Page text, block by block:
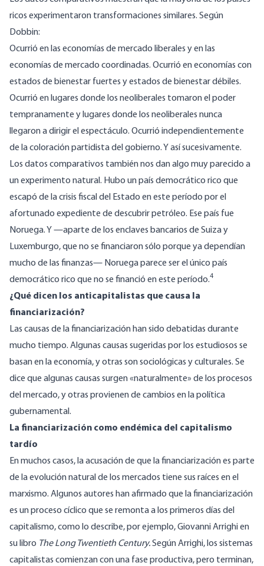
ricos experimentaron transformaciones similares. Según
Dobbin:
Ocurrió en las economías de mercado liberales y en las
economías de mercado coordinadas. Ocurrió en economías con
estados de bienestar fuertes y estados de bienestar débiles.
Ocurrió en lugares donde los neoliberales tomaron el poder
tempranamente y lugares donde los neoliberales nunca
llegaron a dirigir el espectáculo. Ocurrió independientemente
de la coloración partidista del gobierno. Y así sucesivamente.
Los datos comparativos también nos dan algo muy parecido a
un experimento natural. Hubo un país democrático rico que
escapó de la crisis fiscal del Estado en este período por el
afortunado expediente de descubrir petróleo. Ese país fue
Noruega. Y —aparte de los enclaves bancarios de Suiza y
Luxemburgo, que no se financiaron sólo porque ya dependían
mucho de las finanzas— Noruega parece ser el único país
democrático rico que no se financió en este período.4
¿Qué dicen los anticapitalistas que causa la
financiarización?
Las causas de la financiarización han sido debatidas durante
mucho tiempo. Algunas causas sugeridas por los estudiosos se
basan en la economía, y otras son sociológicas y culturales. Se
dice que algunas causas surgen «naturalmente» de los procesos
del mercado, y otras provienen de cambios en la política
gubernamental.
La financiarización como endémica del capitalismo
tardío
En muchos casos, la acusación de que la financiarización es parte
de la evolución natural de los mercados tiene sus raíces en el
marxismo. Algunos autores han afirmado que la financiarización
es un proceso cíclico que se remonta a los primeros días del
capitalismo, como lo describe, por ejemplo, Giovanni Arrighi en
su libro The Long Twentieth Century.Según Arrighi, los sistemas
capitalistas comienzan con una fase productiva, pero terminan,